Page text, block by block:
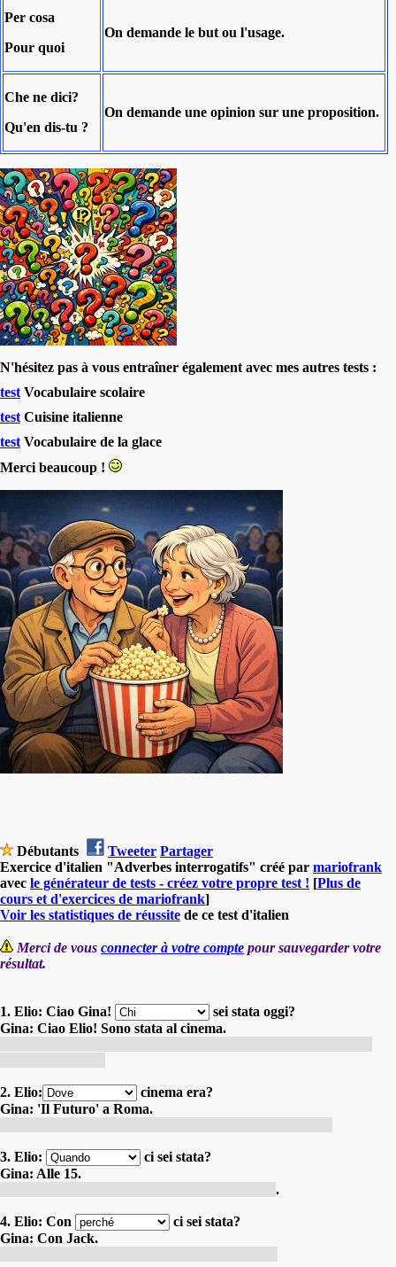
Per cosa
Pour quoi
On demande le but ou l'usage.
Che ne dici?
Qu'en dis‑tu ?
On demande une opinion sur une proposition.
N'hésitez pas à vous entraîner également avec mes autres tests :
test Vocabulaire scolaire
test Cuisine italienne
test Vocabulaire de la glace
Merci beaucoup !
Débutants Tweeter Partager
Exercice d'italien "Adverbes interrogatifs" créé par mariofrank
avec le générateur de tests - créez votre propre test ! [Plus de
cours et d'exercices de mariofrank]
Voir les statistiques de réussite de ce test d'italien
Merci de vous connecter à votre compte pour sauvegarder votre
résultat.
1. Elio: Ciao Gina!
sei stata oggi?
Gina: Ciao Elio! Sono stata al cinema.
2. Elio:
cinema era?
Gina: 'Il Futuro' a Roma.
3. Elio:
ci sei stata?
Gina: Alle 15.
.
4. Elio: Con
ci sei stata?
Gina: Con Jack.